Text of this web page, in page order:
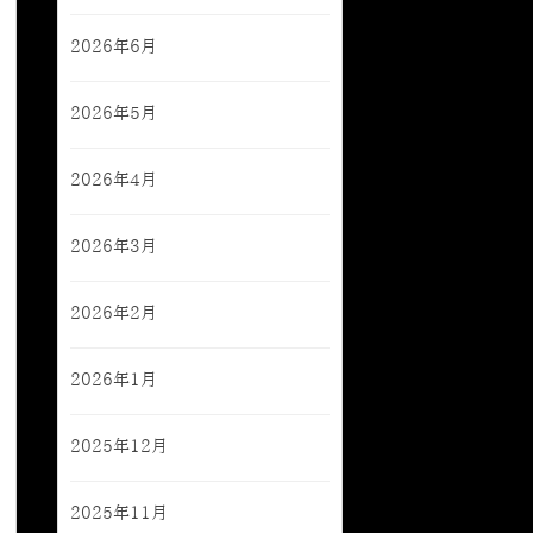
2026年6月
2026年5月
2026年4月
2026年3月
2026年2月
2026年1月
2025年12月
2025年11月